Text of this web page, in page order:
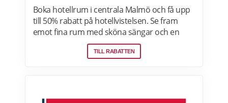
Boka hotellrum i centrala Malmö och få upp
till 50% rabatt på hotellvistelsen. Se fram
emot fina rum med sköna sängar och en
härlig frukostbuffé och njut av allt som
staden har att erbjuda! Läs mer om
TILL RABATTEN